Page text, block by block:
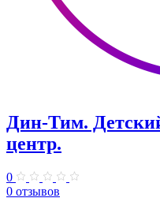
Дин-Тим.
центр.
0
0 отзывов